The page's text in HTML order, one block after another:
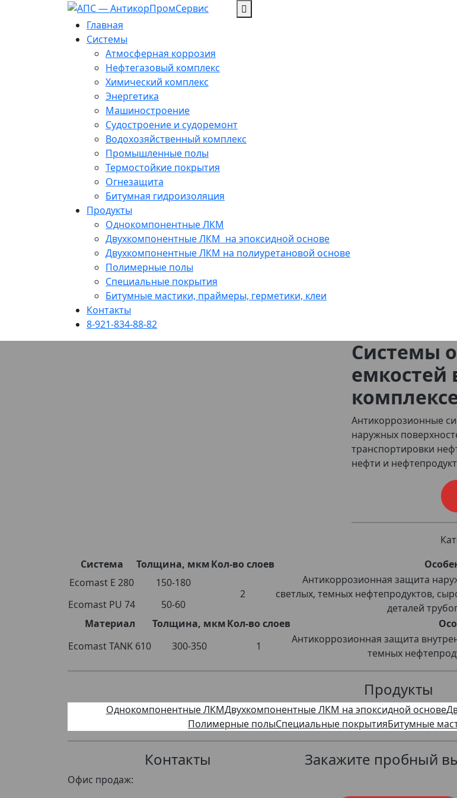
Главная
Системы
Атмосферная коррозия
Нефтегазовый комплекс
Химический комплекс
Энергетика
Машиностроение
Судостроение и судоремонт
Водохозяйственный комплекс
Промышленные полы
Термостойкие покрытия
Огнезащита
Битумная гидроизоляция
Продукты
Однокомпонентные ЛКМ
Двухкомпонентные ЛКМ ­ на эпоксидной основе
Двухкомпонентные ЛКМ на полиуретановой основе
Полимерные полы
Специальные покрытия
Битумные мастики, праймеры, герметики, клеи
Контакты
8-921-834-88-82
Системы
емкостей
Антикоррозионные
наружных
транспортировки
нефти и
Система
Толщина, мкмКол-во слоев
Ecomast E 280
150-180
2
Антикоррозионная защита
светлых, темных нефтепродуктов,
деталей
Ecomast PU 74
50-60
Материал
Толщина, мкмКол-во слоев
Ecomast TANK 610
300-350 1
Антикоррозионная защита
темных
Продукты
Однокомпонентные ЛКМДвухкомпонентные ЛКМ на эпоксидной основе
Полимерные полыСпециальные покрытияБитумные
Контакты
Офис продаж:
Закажите пробный